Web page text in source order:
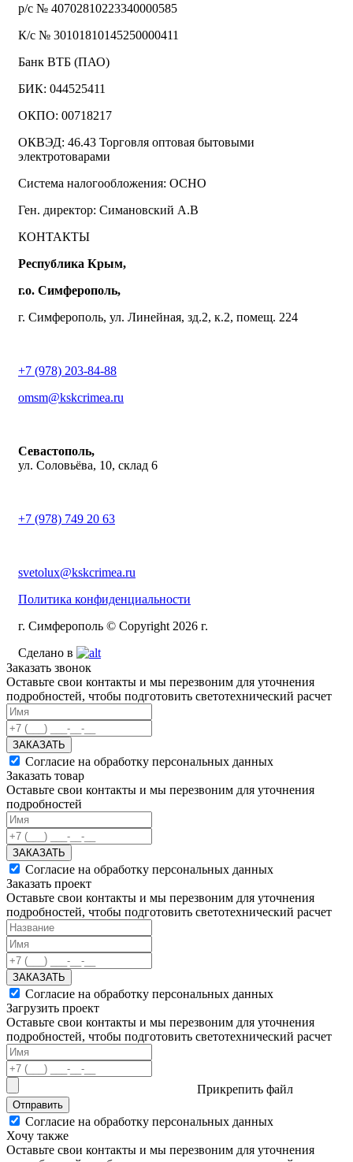
р/с № 40702810223340000585
К/с № 30101810145250000411
Банк ВТБ (ПАО)
БИК: 044525411
ОКПО: 00718217
ОКВЭД: 46.43 Торговля оптовая бытовыми
электротоварами
Система налогообложения: ОСНО
Ген. директор: Симановский А.В
КОНТАКТЫ
Республика Крым,
г.о. Симферополь,
г. Симферополь, ул. Линейная, зд.2, к.2, помещ. 224
+7 (978) 203-84-88
omsm@kskcrimea.ru
Севастополь,
ул. Соловьёва, 10, склад 6
+7 (978) 749 20 63
svetolux@kskcrimea.ru
Политика конфиденциальности
г. Симферополь © Copyright 2026 г.
Сделано в
Заказать звонок
Оставьте свои контакты и мы перезвоним для уточнения
подробностей, чтобы подготовить светотехнический расчет
ЗАКАЗАТЬ
Согласие на обработку персональных данных
Заказать товар
Оставьте свои контакты и мы перезвоним для уточнения
подробностей
ЗАКАЗАТЬ
Согласие на обработку персональных данных
Заказать проект
Оставьте свои контакты и мы перезвоним для уточнения
подробностей, чтобы подготовить светотехнический расчет
ЗАКАЗАТЬ
Согласие на обработку персональных данных
Загрузить проект
Оставьте свои контакты и мы перезвоним для уточнения
подробностей, чтобы подготовить светотехнический расчет
Прикрепить файл
Отправить
Согласие на обработку персональных данных
Хочу также
Оставьте свои контакты и мы перезвоним для уточнения